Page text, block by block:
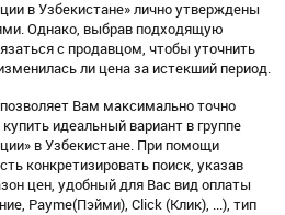
в Узбекистане» лично утверждены
Однако, выбрав подходящую
с продавцом, чтобы уточнить
ли цена за истекший период.
Вам максимально точно
идеальный вариант в группе
в Узбекистане. При помощи
конкретизировать поиск, указав
цен, удобный для Вас вид оплаты
Payme(Пэйми), Click (Клик), ...), тип